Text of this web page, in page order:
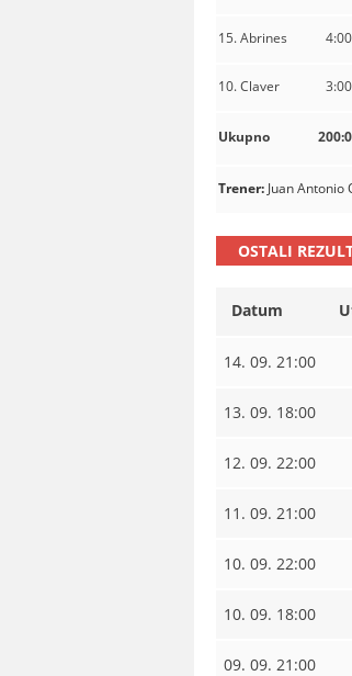
15. Abrines 4:00
10. Claver 3:00
Ukupno
Trener: Juan Antonio
OSTALI
Datum
14. 09. 21:00
13. 09. 18:00
12. 09. 22:00
11. 09. 21:00
10. 09. 22:00
10. 09. 18:00
09. 09. 21:00